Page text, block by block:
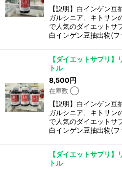
絞り込
【説明】白インゲン豆
ガルシニア、キトサン
で人気のダイエットサ
白インゲン豆抽出物(
【ダイエットサプリ
トル
8,500円
在庫数 ◯
【説明】白インゲン豆
ガルシニア、キトサン
で人気のダイエットサ
白インゲン豆抽出物(
【ダイエットサプリ
トル